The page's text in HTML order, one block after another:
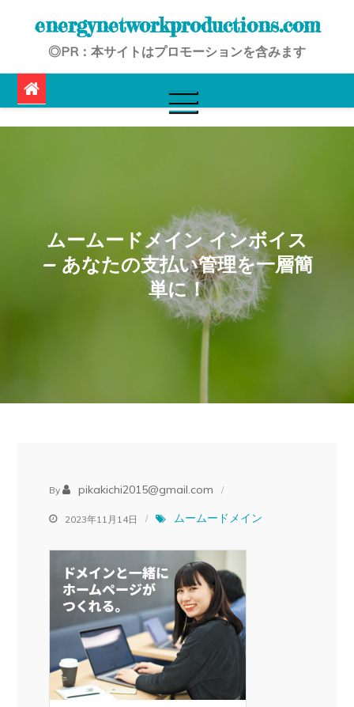
energynetworkproductions.com
◎PR：本サイトはプロモーションを含みます
ムームードメイン インボイス
– あなたの支払い管理を一層簡
単に！
By pikakichi2015@gmail.com
2023年11月14日 ムームードメイン